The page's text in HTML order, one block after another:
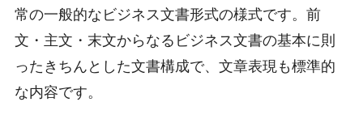
常の一般的なビジネス文書形式の様式です。前
文・主文・末文からなるビジネス文書の基本に則
ったきちんとした文書構成で、文章表現も標準的
な内容です。